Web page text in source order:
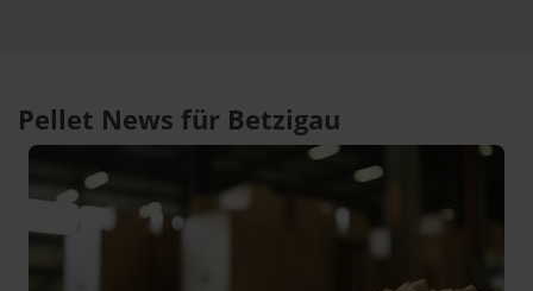
Pellet News für Betzigau